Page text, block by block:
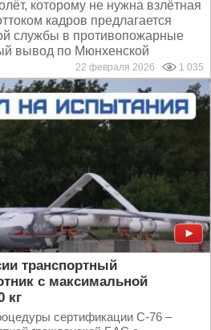
которому не нужна взлётная
кадров предлагается
службы в противопожарные
вывод по Мюнхенской
22 февраля 2026 1 035
транспортный
с максимальной
кг
сертификации С-76 –